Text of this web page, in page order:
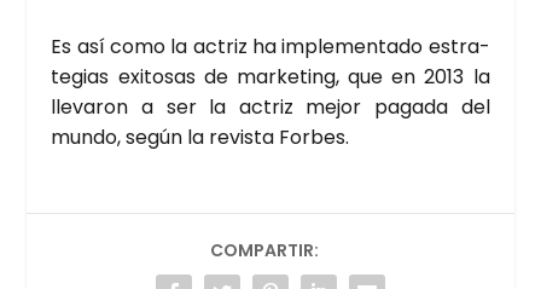
Es así como la actriz ha imple­men­ta­do estra­
te­gias exi­to­sas de mar­ke­ting, que en 2013 la
lle­va­ron a ser la actriz mejor paga­da del
mun­do, según la revis­ta For­bes.
COMPARTIR: